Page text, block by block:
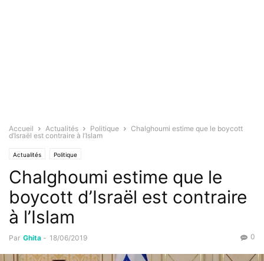
Accueil Actualités Politique
Chalghoumi estime que le boycott
d’Israël est contraire à l’Islam
Actualités Politique
Chalghoumi estime que le
boycott d’Israël est contraire
à l’Islam
Par Ghita - 18/06/2019 0